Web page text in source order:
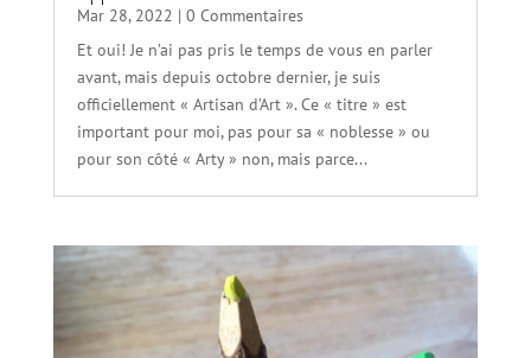
Mar 28, 2022 | 0 Commentaires
Et oui! Je n’ai pas pris le temps de vous en parler
avant, mais depuis octobre dernier, je suis
officiellement « Artisan d’Art ». Ce « titre » est
important pour moi, pas pour sa « noblesse » ou
pour son côté « Arty » non, mais parce...